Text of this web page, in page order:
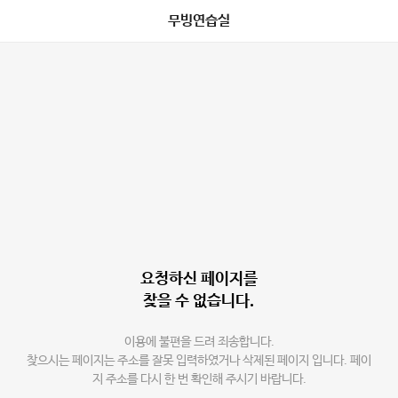
무빙연습실
요청하신 페이지를
찾을 수 없습니다.
이용에 불편을 드려 죄송합니다.
찾으시는 페이지는 주소를 잘못 입력하였거나 삭제된 페이지 입니다. 페이
지 주소를 다시 한 번 확인해 주시기 바랍니다.